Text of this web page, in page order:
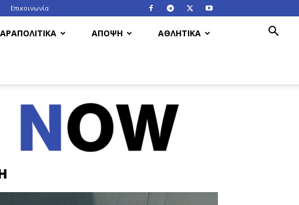
Eπικοινωνία
ΑΠΟΨΗ ΑΘΛΗΤΙΚΑ